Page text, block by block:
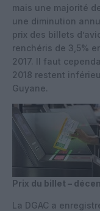
mais une majorité
une diminution
prix des billets
renchéris de 3,5%
2017. Il faut
2018 restent
Guyane.
Prix du billet –
La DGAC a